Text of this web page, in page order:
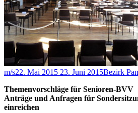
m/s22. Mai 2015 23. Juni 2015Bezirk
Themenvorschläge für Senioren-BVV
Anträge und Anfragen für
einreichen